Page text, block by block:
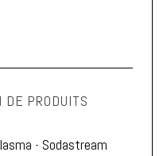
DE PRODUITS
- Sodastream